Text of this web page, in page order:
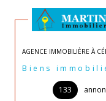
AGENCE IMMOBILIÈRE À
Biens
133